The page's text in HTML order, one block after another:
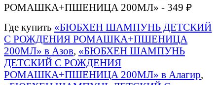
РОМАШКА+ПШЕНИЦА 200МЛ» - 349 ₽
Где купить «БЮБХЕН ШАМПУНЬ ДЕТСКИЙ
С РОЖДЕНИЯ РОМАШКА+ПШЕНИЦА
200МЛ» в Азов, «БЮБХЕН ШАМПУНЬ
ДЕТСКИЙ С РОЖДЕНИЯ
РОМАШКА+ПШЕНИЦА 200МЛ» в Алагир,